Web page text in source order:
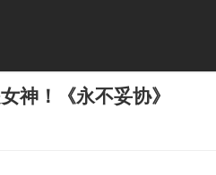
神！《永不妥协》